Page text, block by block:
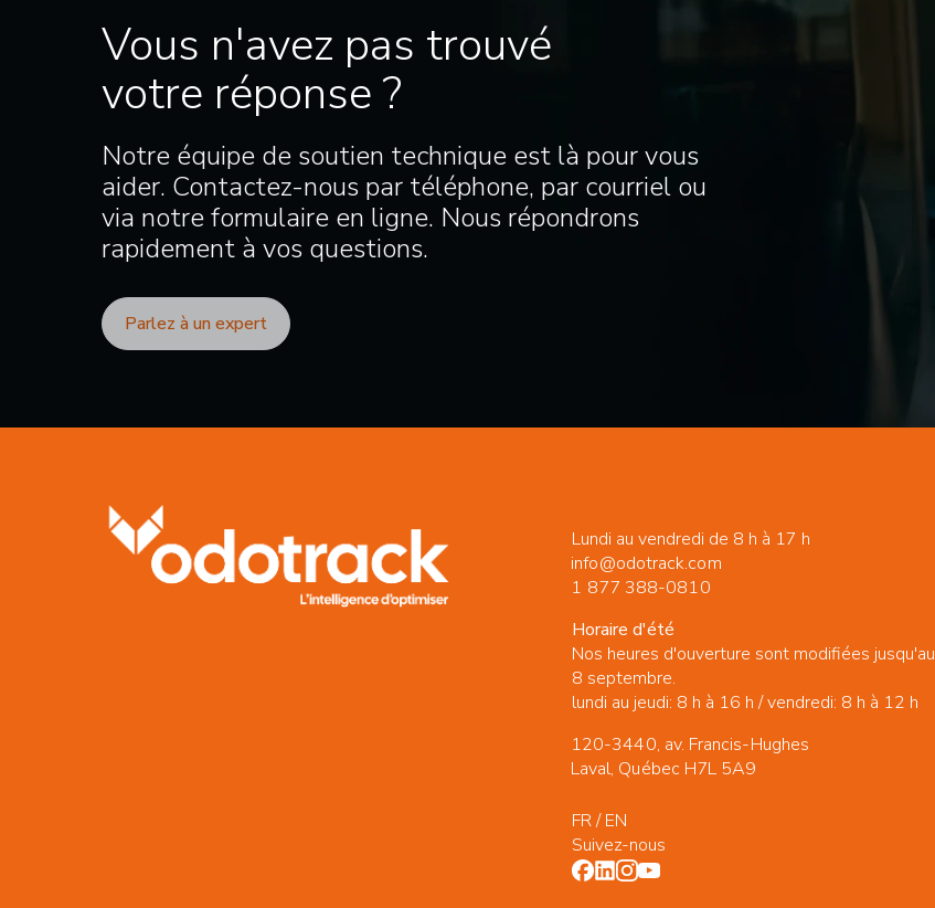
Vous n'avez pas trouvé
votre réponse ?
Notre équipe de soutien technique est là pour vous
aider. Contactez-nous par téléphone, par courriel ou
via notre formulaire en ligne. Nous répondrons
rapidement à vos questions.
Parlez à un expert
Lundi au vendredi de 8 h à 17 h
info@odotrack.com
1 877 388-0810
Horaire d'été
Nos heures d'ouverture sont modifiées jusqu'au
8 septembre.
lundi au jeudi: 8 h à 16 h / vendredi: 8 h à 12 h
120-3440, av. Francis-Hughes
Laval, Québec H7L 5A9
FR/EN
Suivez-nous